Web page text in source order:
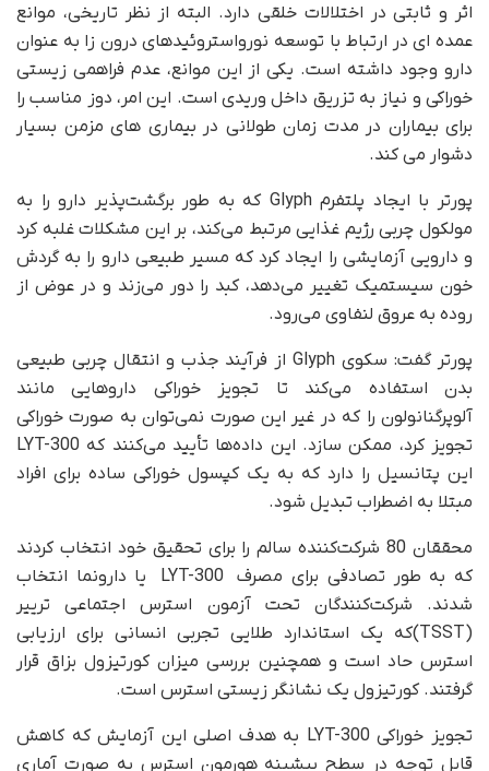
اثر و ثابتی در اختلالات خلقی دارد. البته از نظر تاریخی، موانع
عمده ای در ارتباط با توسعه نورواستروئیدهای درون زا به عنوان
دارو وجود داشته است. یکی از این موانع،‌ عدم فراهمی زیستی
خوراکی و نیاز به تزریق داخل وریدی است. این امر، دوز مناسب را
برای بیماران در مدت زمان طولانی در بیماری های مزمن بسیار
دشوار می کند.
پورتر با ایجاد پلتفرم Glyph که به طور برگشت‌پذیر دارو را به
مولکول چربی رژیم غذایی مرتبط می‌کند، بر این مشکلات غلبه کرد
و ‌دارویی آزمایشی را ایجاد کرد که مسیر طبیعی دارو را به گردش
خون سیستمیک تغییر می‌دهد، کبد را دور می‌زند و در عوض از
روده به عروق لنفاوی می‌رود.
پورتر گفت: سکوی Glyph از فرآیند جذب و انتقال چربی طبیعی
بدن استفاده می‌کند تا تجویز خوراکی داروهایی مانند
آلوپرگنانولون را که در غیر این صورت نمی‌توان به صورت خوراکی
تجویز کرد، ممکن سازد. این داده‌ها تأیید می‌کنند که LYT-300
این پتانسیل را دارد که به یک کپسول خوراکی ساده برای افراد
مبتلا به اضطراب تبدیل شود.
محققان 80 شرکت‌کننده سالم را برای تحقیق خود انتخاب کردند
که به طور تصادفی برای مصرف LYT-300 یا دارونما انتخاب
شدند. شرکت‌کنندگان تحت آزمون استرس اجتماعی ترییر
(TSST)که یک استاندارد طلایی تجربی انسانی برای ارزیابی
استرس حاد است و همچنین بررسی میزان کورتیزول بزاق قرار
گرفتند. کورتیزول یک نشانگر زیستی استرس است.
تجویز خوراکی LYT-300 به هدف اصلی این آزمایش که کاهش
قابل توجه در سطح بیشینه هورمون استرس به صورت آماری